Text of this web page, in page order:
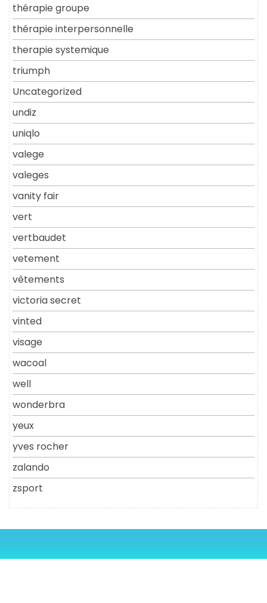
thérapie groupe
thérapie interpersonnelle
therapie systemique
triumph
Uncategorized
undiz
uniqlo
valege
valeges
vanity fair
vert
vertbaudet
vetement
vêtements
victoria secret
vinted
visage
wacoal
well
wonderbra
yeux
yves rocher
zalando
zsport